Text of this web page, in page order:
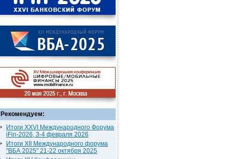
Рекомендуем:
Итоги XXVI Международного Форума
iFin-2026, 3-4 февраля 2026
Итоги XII Международного форума
"ВБА 2025" 21-22 октября 2025